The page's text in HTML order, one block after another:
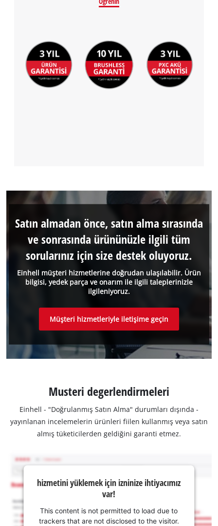
Einhell müşteri hizmetlerine doğrudan ulaşılabilir. Ürün
bilgisi, yedek parça ve onarım ile ilgili taleplerinizle
ilgileniyoruz.
Satın almadan önce, satın alma sırasında
ve sonrasında ürününüzle ilgili tüm
sorularınız için size destek oluyoruz.
Müşteri hizmetleriyle iletişime geçin
Musteri degerlendirmeleri
Einhell - "Doğrulanmış Satın Alma" durumları dışında -
yayınlanan incelemelerin ürünleri fiilen kullanmış veya satın
almış tüketicilerden geldiğini garanti etmez.
hizmetini yüklemek için izninize ihtiyacımız
var!
This content is not permitted to load due to
trackers that are not disclosed to the visitor.